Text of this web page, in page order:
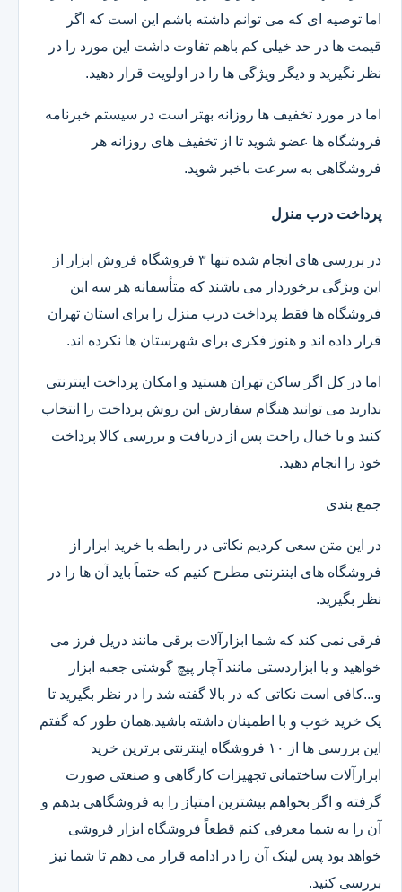
اما توصیه ای که می توانم داشته باشم این است که اگر
قیمت ها در حد خیلی کم باهم تفاوت داشت این مورد را در
نظر نگیرید و دیگر ویژگی ها را در اولویت قرار دهید.
اما در مورد تخفیف ها روزانه بهتر است در سیستم خبرنامه
فروشگاه ها عضو شوید تا از تخفیف های روزانه هر
فروشگاهی به سرعت باخبر شوید.
پرداخت درب منزل
در بررسی های انجام شده تنها ۳ فروشگاه فروش ابزار از
این ویژگی برخوردار می باشند که متأسفانه هر سه این
فروشگاه ها فقط پرداخت درب منزل را برای استان تهران
قرار داده اند و هنوز فکری برای شهرستان ها نکرده اند.
اما در کل اگر ساکن تهران هستید و امکان پرداخت اینترنتی
ندارید می توانید هنگام سفارش این روش پرداخت را انتخاب
کنید و با خیال راحت پس از دریافت و بررسی کالا پرداخت
خود را انجام دهید.
جمع بندی
در این متن سعی کردیم نکاتی در رابطه با خرید ابزار از
فروشگاه های اینترنتی مطرح کنیم که حتماً باید آن ها را در
نظر بگیرید.
فرقی نمی کند که شما ابزارآلات برقی مانند دریل فرز می
خواهید و یا ابزاردستی مانند آچار پیچ گوشتی جعبه ابزار
و...کافی است نکاتی که در بالا گفته شد را در نظر بگیرید تا
یک خرید خوب و با اطمینان داشته باشید.همان طور که گفتم
این بررسی ها از ۱۰ فروشگاه اینترنتی برترین خرید
ابزارآلات ساختمانی تجهیزات کارگاهی و صنعتی صورت
گرفته و اگر بخواهم بیشترین امتیاز را به فروشگاهی بدهم و
آن را به شما معرفی کنم قطعاً فروشگاه ابزار فروشی
خواهد بود پس لینک آن را در ادامه قرار می دهم تا شما نیز
بررسی کنید.